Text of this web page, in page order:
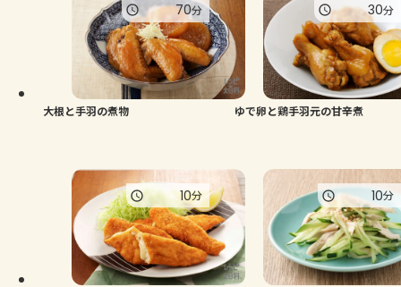
大根と手羽の煮物
70分
ゆで卵と鶏手羽元の甘辛煮
30分
10分 10分